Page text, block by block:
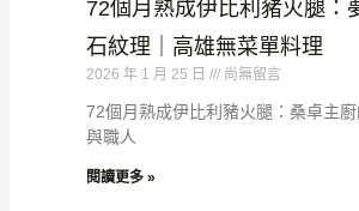
72個月熟成伊比利豬火腿：
石紋理｜高雄無菜單料理
2026 年 1 月 25 日 尚無留言
72個月熟成伊比利豬火腿：桑卓主
與職人
閱讀更多 »